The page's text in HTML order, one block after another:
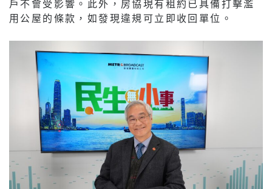
戶不會受影響。此外，房協現有租約已具備打擊濫
用公屋的條款，如發現違規可立即收回單位。